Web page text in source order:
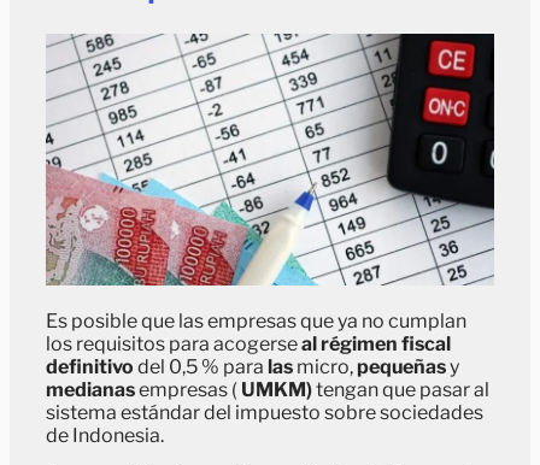
Es posible que las empresas que ya no cumplan
los requisitos para acogerseal régimen fiscal
definitivo del 0,5 % para las micro, pequeñasy
medianasempresas ( UMKM)tengan que pasar al
sistema estándar del impuesto sobre sociedades
de Indonesia.